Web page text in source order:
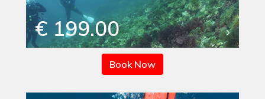
€ 199.00
Book Now